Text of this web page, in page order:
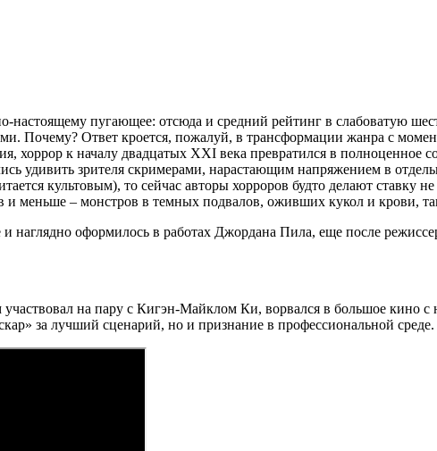
настоящему пугающее: отсюда и средний рейтинг в слабоватую
Почему? Ответ кроется, пожалуй, в трансформации жанра с
хоррор к началу двадцатых XXI века превратился в полноценное
удивить зрителя скримерами, нарастающим напряжением в
культовым), то сейчас авторы хорроров будто делают ставку
меньше – монстров в темных подвалов, оживших кукол и крови,
оформилось в работах Джордана Пила, еще после
на пару с Кигэн-Майклом Ки, ворвался в большое кино с
за лучший сценарий, но и признание в профессиональной среде.